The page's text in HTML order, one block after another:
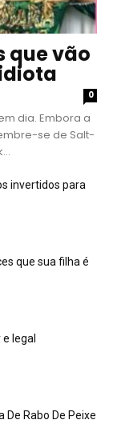
que vão
0
dia. Embora a
se de Salt-
invertidos para
que sua filha é
legal
De Rabo De Peixe